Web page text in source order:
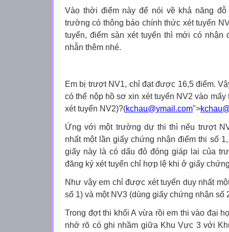
Vào thời điểm này để nói về khả năng
trường có thông báo chính thức xét tuyển
tuyển, điểm sàn xét tuyển thì mới có
nhẫn thêm nhé.
Em bị trượt NV1, chỉ đạt được 16,5 điểm.
có thể nộp hồ sơ xin xét tuyển NV2 vào
xét tuyển NV2)?(kchau@ymail.com">
Ứng với một trường dự thi thì nếu trượt
nhất một lần giấy chứng nhận điểm thi số
giấy này là có dấu đỏ đóng giáp lai của
đăng ký xét tuyển chỉ hợp lệ khi ở giấy
Như vậy em chỉ được xét tuyển duy nhất
số 1) và một NV3 (dùng giấy chứng nhận số
Trong đợt thi khối A vừa rồi em thi vào đại
nhớ rõ có ghi nhầm giữa Khu Vực 3 với